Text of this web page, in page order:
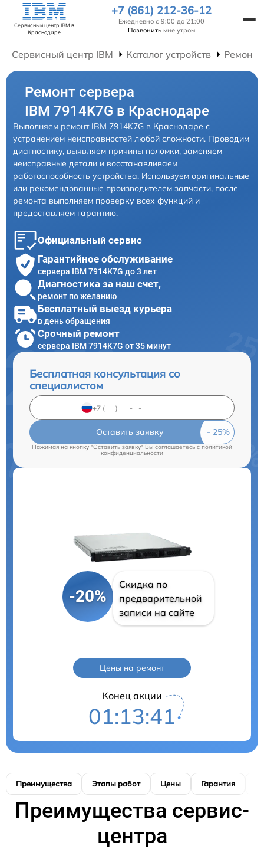
Сервисный центр IBM в
Краснодаре
+7 (861) 212-36-12
Ежедневно с 9:00 до 21:00
Позвонить мне утром
Сервисный центр IBM Каталог устройств Ремонт
Ремонт сервера
IBM 7914K7G в Краснодаре
Выполняем ремонт IBM 7914K7G в Краснодаре с
устранением неисправностей любой сложности. Проводим
диагностику, выявляем причины поломки, заменяем
неисправные детали и восстанавливаем
работоспособность устройства. Используем оригинальные
или рекомендованные производителем запчасти, после
ремонта выполняем проверку всех функций и
предоставляем гарантию.
Официальный сервис
Гарантийное обслуживание
сервера IBM 7914K7G до 3 лет
Диагностика за наш счет,
ремонт по желанию
Бесплатный выезд курьера
в день обращения
Срочный ремонт
сервера IBM 7914K7G от 35 минут
Бесплатная консультация со
специалистом
Оставить заявку
Нажимая на кнопку "Оставить заявку" Вы соглашаетесь c политикой
конфиденциальности
-20%
Скидка по
предварительной
записи на сайте
Цены на ремонт
Конец акции
01:13:40
Преимущества Этапы работ Цены Гарантия
Преимущества сервис-
центра